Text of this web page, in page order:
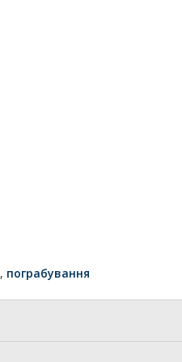
, пограбування